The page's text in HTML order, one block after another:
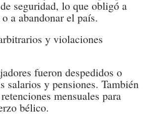
seguridad, lo que obligó a
a abandonar el país.
y violaciones
fueron despedidos o
salarios y pensiones. También
mensuales para
bélico.